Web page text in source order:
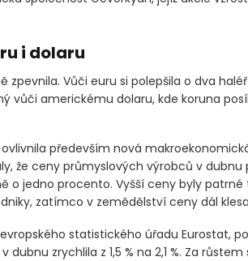
korun.
společnost Gevorkyan, jejíž akcie vzrostly
i dolaru
Vůči euru si polepšila o dva haléře
vůči americkému dolaru, kde koruna
především nová
že ceny průmyslových výrobců v dubnu
o jedno procento. Vyšší ceny byly patrné
zatímco v zemědělství ceny dál